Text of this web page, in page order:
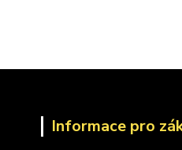
Informace pro